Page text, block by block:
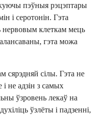
пэўныя рэцэптары
і серотонін. Гэта
нервовым клеткам мець
гэта можа
сярэдняй сілы. Гэта не
не адзін з самых
ўзровень лекаў на
ўзлёты і падзенні,